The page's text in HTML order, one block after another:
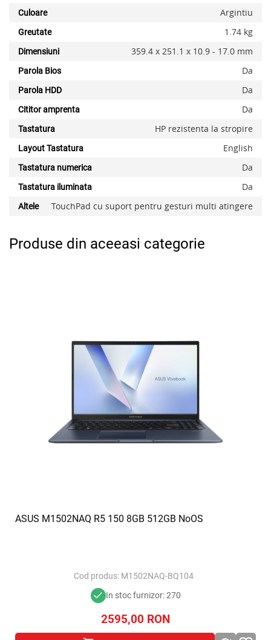
Culoare Argintiu
Greutate 1.74 kg
Dimensiuni 359.4 x 251.1 x 10.9 - 17.0 mm
Parola Bios Da
Parola HDD Da
Cititor amprenta Da
Tastatura HP rezistenta la stropire
Layout Tastatura English
Tastatura numerica Da
Tastatura iluminata Da
Altele TouchPad cu suport pentru gesturi multi atingere
Produse din aceeasi categorie
ASUS M1502NAQ R5 150 8GB 512GB NoOS
Cod produs: M1502NAQ-BQ104
In stoc furnizor: 270
2595,00 RON